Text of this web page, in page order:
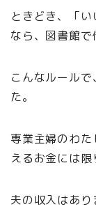
ときどき、「
なら、図書館で
こんなルール
た。
専業主婦のわ
えるお金には限
夫の収入はあ